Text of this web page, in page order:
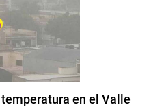
en el Valle